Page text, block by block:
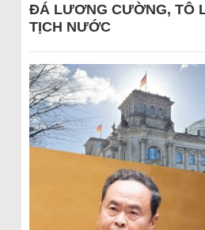
ĐÁ LƯƠNG CƯỜNG, TÔ
TỊCH NƯỚC